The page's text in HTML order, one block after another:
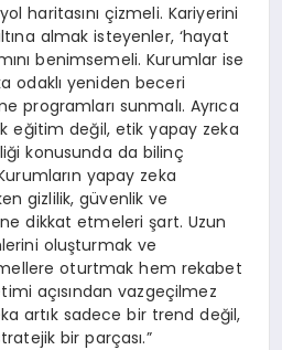
haritasını çizmeli. Kariyerini
almak isteyenler, ‘hayat
benimsemeli. Kurumlar ise
odaklı yeniden beceri
programları sunmalı. Ayrıca
eğitim değil, etik yapay zeka
konusunda da bilinç
yapay zeka
gizlilik, güvenlik ve
dikkat etmeleri şart. Uzun
oluşturmak ve
oturtmak hem rekabet
açısından vazgeçilmez
artık sadece bir trend değil,
bir parçası.”